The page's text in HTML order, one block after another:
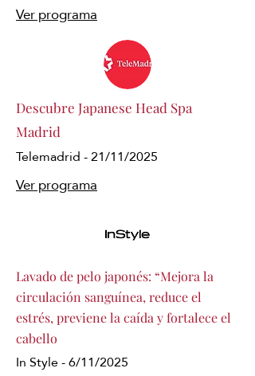
Ver programa
Descubre Japanese Head Spa
Madrid
Telemadrid - 21/11/2025
Ver programa
Lavado de pelo japonés: “Mejora la
circulación sanguínea, reduce el
estrés, previene la caída y fortalece el
cabello
In Style - 6/11/2025